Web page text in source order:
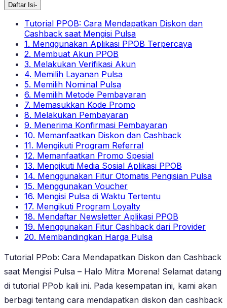
Daftar Isi-
Tutorial PPOB: Cara Mendapatkan Diskon dan
Cashback saat Mengisi Pulsa
1. Menggunakan Aplikasi PPOB Terpercaya
2. Membuat Akun PPOB
3. Melakukan Verifikasi Akun
4. Memilih Layanan Pulsa
5. Memilih Nominal Pulsa
6. Memilih Metode Pembayaran
7. Memasukkan Kode Promo
8. Melakukan Pembayaran
9. Menerima Konfirmasi Pembayaran
10. Memanfaatkan Diskon dan Cashback
11. Mengikuti Program Referral
12. Memanfaatkan Promo Spesial
13. Mengikuti Media Sosial Aplikasi PPOB
14. Menggunakan Fitur Otomatis Pengisian Pulsa
15. Menggunakan Voucher
16. Mengisi Pulsa di Waktu Tertentu
17. Mengikuti Program Loyalty
18. Mendaftar Newsletter Aplikasi PPOB
19. Menggunakan Fitur Cashback dari Provider
20. Membandingkan Harga Pulsa
Tutorial PPob: Cara Mendapatkan Diskon dan Cashback
saat Mengisi Pulsa – Halo Mitra Morena! Selamat datang
di tutorial PPob kali ini. Pada kesempatan ini, kami akan
berbagi tentang cara mendapatkan diskon dan cashback